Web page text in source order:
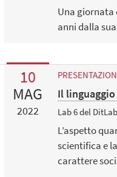
Una giornata
anni dalla
10
MAG
2022
Il
Lab 6 del
L’aspetto
scientifica e
carattere